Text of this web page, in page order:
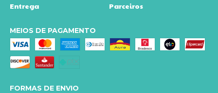
Entrega Parceiros
MEIOS DE PAGAMENTO
FORMAS DE ENVIO